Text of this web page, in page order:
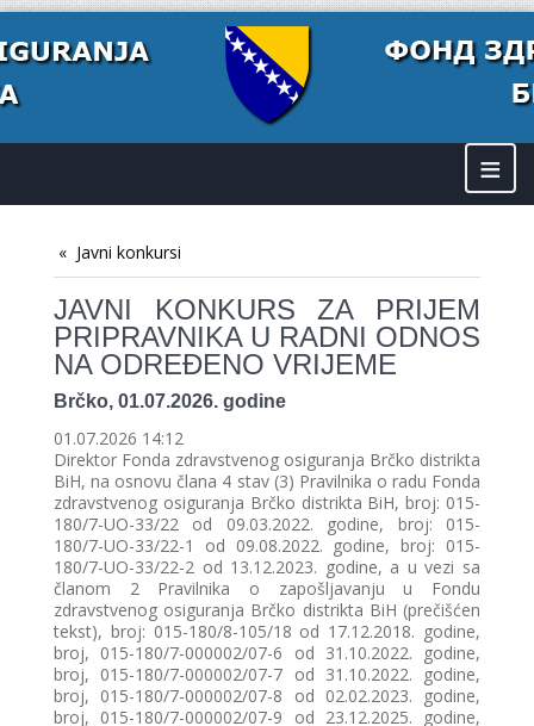
≡
Javni konkursi
JAVNI KONKURS ZA PRIJEM
PRIPRAVNIKA U RADNI ODNOS
NA ODREĐENO VRIJEME
Brčko, 01.07.2026. godine
01.07.2026 14:12
Direktor Fonda zdravstvenog osiguranja Brčko distrikta
BiH, na osnovu člana 4 stav (3) Pravilnika o radu Fonda
zdravstvenog osiguranja Brčko distrikta BiH, broj: 015-
180/7-UO-33/22 od 09.03.2022. godine, broj: 015-
180/7-UO-33/22-1 od 09.08.2022. godine, broj: 015-
180/7-UO-33/22-2 od 13.12.2023. godine, a u vezi sa
članom 2 Pravilnika o zapošljavanju u Fondu
zdravstvenog osiguranja Brčko distrikta BiH (prečišćen
tekst), broj: 015-180/8-105/18 od 17.12.2018. godine,
broj, 015-180/7-000002/07-6 od 31.10.2022. godine,
broj, 015-180/7-000002/07-7 od 31.10.2022. godine,
broj, 015-180/7-000002/07-8 od 02.02.2023. godine,
broj, 015-180/7-000002/07-9 od 23.12.2025. godine,